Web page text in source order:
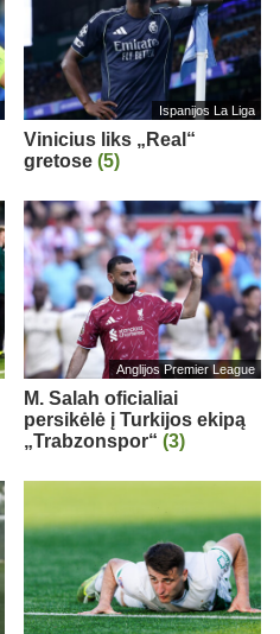
Ispanijos La Liga
Vinicius liks „Real“
gretose (5)
Anglijos Premier League
M. Salah oficialiai
persikėlė į Turkijos ekipą
„Trabzonspor“ (3)